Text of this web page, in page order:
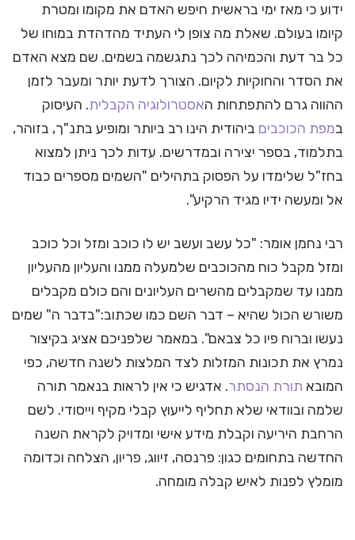
ידוע כי מאז ימי בראשית חיפש האדם את מקומו ומטרת
קיומו בעולם. שאלת מה צופן לי העתיד מהדהדת במוחו של
כל בר דעת והכמיהה לכך נתגשמה בשמים. שם מצא האדם
את הסדר והחוקיות לקיום. הצורך לדעת יותר ומעבר לזמן
ההווה גרם להתפתחות האסטרולוגיה הקבלית. העיסוק
במפת הכוכבים ביהודית הינו רב ביותר ומופיע בתנ"ך, בזוהר,
בתלמוד, בספר יצירה ובמדרשים. עדות לכך ניתן למצוא
בחז"ל שלימדו על הפסוק בתהילים "השמים מספרים כבוד
אל ומעשה ידיו מגיד הרקיע".
רבי נחמן אומר: "כל עשב ועשב יש לו כוכב ומזל וכל כוכב
ומזל מקבל כוח מהכוכבים שלמעלה ממנו והעליון מהעליון
ממנו עד שמקבלים מהשרים העליונים והם כולם מקבלים
משורש הכול שהיא – דבר השם כמו שכתוב:"בדבר ה" שמים
נעשו וברוח פיו כל צבאם". במאמר שלפניכם אציג בקיצור
נמרץ את תכונות המזלות לצד המלצות לשנה חדשה, כפי
המובא תורת הנסתר. אדגיש כי אין לראות בנאמר תורה
שלמה ובוודאי שלא תחליף לייעוץ קבלי מקיף וייסודי. לשם
הרחבת היריעה וקבלת מידע אישי ומדויק לקראת השנה
החדשה בתחומים כגון: פרנסה, זיווג, פריון, הצלחה וכדומה
מומלץ לפנות לאיש קבלה מומחה.